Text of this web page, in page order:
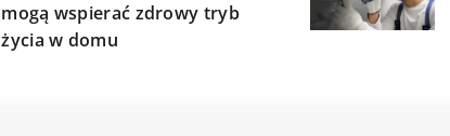
mogą wspierać zdrowy tryb
życia w domu